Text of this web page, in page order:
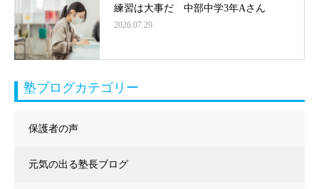
練習は大事だ 中部中学3年Aさん
2026.07.29
塾ブログカテゴリー
保護者の声
元気の出る塾長ブログ